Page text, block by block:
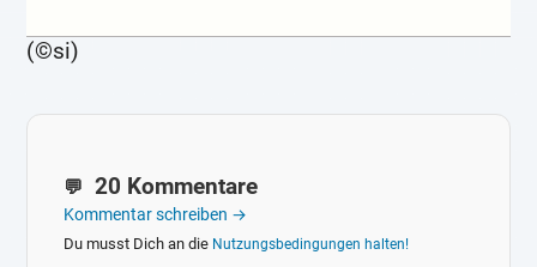
(©si)
20 Kommentare
Kommentar schreiben →
Du musst Dich an die Nutzungsbedingungen halten!